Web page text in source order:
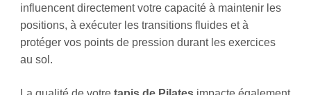
influencent directement votre capacité à maintenir les
positions, à exécuter les transitions fluides et à
protéger vos points de pression durant les exercices
au sol.